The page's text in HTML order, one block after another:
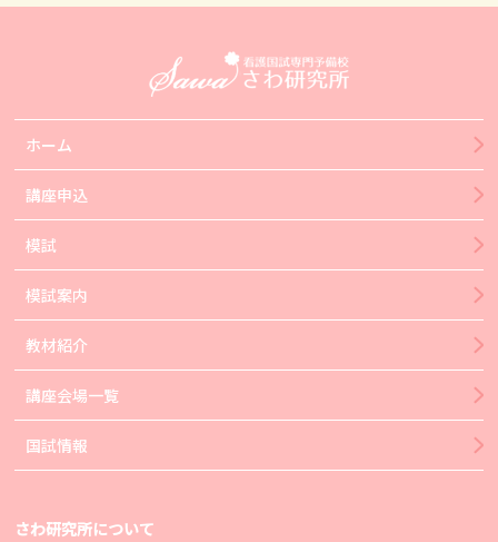
ホーム
講座申込
模試
模試案内
教材紹介
講座会場一覧
国試情報
さわ研究所について